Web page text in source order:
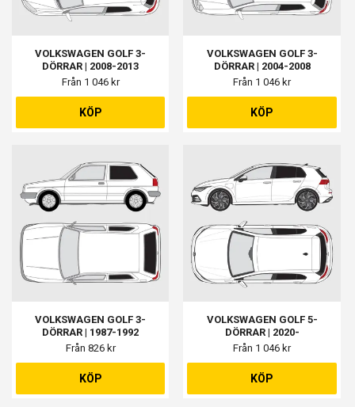
VOLKSWAGEN GOLF 3-
DÖRRAR | 2008-2013
Från 1 046 kr
KÖP
VOLKSWAGEN GOLF 3-
DÖRRAR | 2004-2008
Från 1 046 kr
KÖP
VOLKSWAGEN GOLF 3-
DÖRRAR | 1987-1992
Från 826 kr
KÖP
VOLKSWAGEN GOLF 5-
DÖRRAR | 2020-
Från 1 046 kr
KÖP